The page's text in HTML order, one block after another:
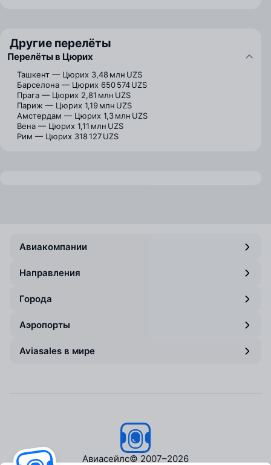
Другие перелёты
Перелёты в Цюрих
Ташкент — Цюрих 3,48 млн UZS
Барселона — Цюрих 650 574 UZS
Прага — Цюрих 2,81 млн UZS
Париж — Цюрих 1,19 млн UZS
Амстердам — Цюрих 1,3 млн UZS
Вена — Цюрих 1,11 млн UZS
Рим — Цюрих 318 127 UZS
Авиакомпании
Направления
Города
Аэропорты
Aviasales в мире
Авиасейлс© 2007–2026